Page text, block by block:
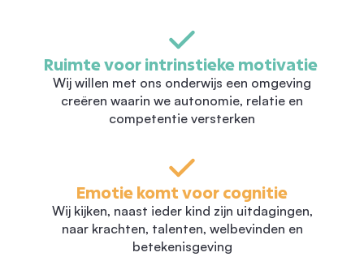
Ruimte voor intrinstieke motivatie
Wij willen met ons onderwijs een omgeving
creëren waarin we autonomie, relatie en
competentie versterken
Emotie komt voor cognitie
Wij kijken, naast ieder kind zijn uitdagingen,
naar krachten, talenten, welbevinden en
betekenisgeving